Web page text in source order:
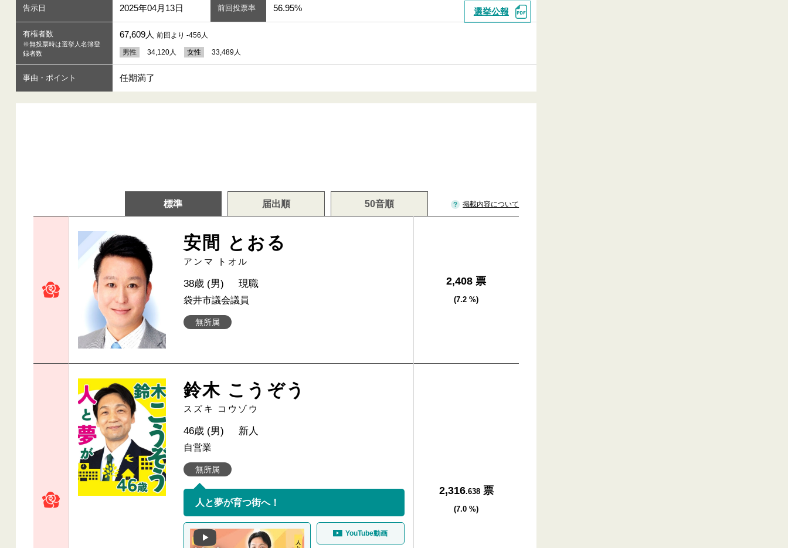
告示日 2025年04月13日 前回投票率 56.95% 選挙公報
有権者数
※無投票時は選挙人名簿登
録者数
67,609人 前回より -456人
男性 34,120人 女性 33,489人
事由・ポイント 任期満了
標準 届出順 50音順 掲載内容について
安間 とおる
アンマ トオル
無所属
38歳 (男) 現職
袋井市議会議員
2,408 票
(7.2 %)
鈴木 こうぞう
スズキ コウゾウ
無所属
46歳 (男) 新人
自営業
人と夢が育つ街へ！
YouTube動画
2,316.638票
(7.0 %)